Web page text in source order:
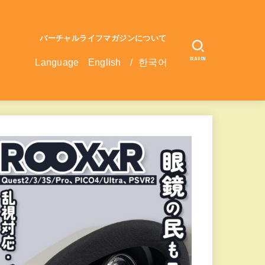
バーチャルライフマガジンについて
Language English / 한국어 SEARCH